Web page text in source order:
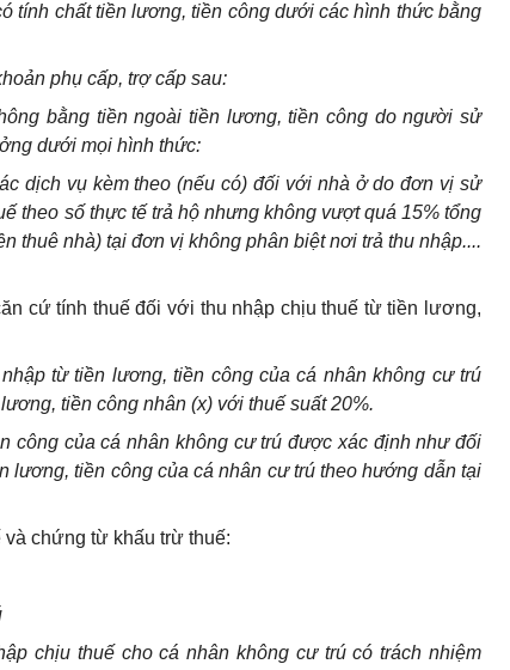
tính chất tiền lương, tiền công dưới các hình thức bằng
phụ cấp, trợ cấp sau:
bằng tiền ngoài tiền lương, tiền công do người sử
dưới mọi hình thức:
dịch vụ kèm theo (nếu có) đối với nhà ở do đơn vị sử
theo số thực tế trả hộ nhưng không vượt quá 15% tổng
thuê nhà) tại đơn vị không phân biệt nơi trả thu nhập....
cứ tính thuế đối với thu nhập chịu thuế từ tiền lương,
từ tiền lương, tiền công của cá nhân không cư trú
tiền công nhân (x) với thuế suất 20%.
công của cá nhân không cư trú được xác định như đối
lương, tiền công của cá nhân cư trú theo hướng dẫn tại
chứng từ khấu trừ thuế:
chịu thuế cho cá nhân không cư trú có trách nhiệm